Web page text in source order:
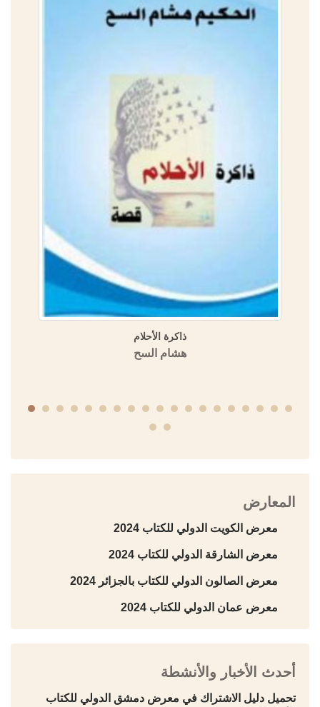
ذاكرة الأحلام
هشام السح
المعارض
معرض الكويت الدولي للكتاب 2024
معرض الشارقة الدولي للكتاب 2024
معرض الصالون الدولي للكتاب بالجزائر 2024
معرض عمان الدولي للكتاب 2024
أحدث الأخبار والأنشطة
تحميل دليل الاشتراك في معرض دمشق الدولي للكتاب